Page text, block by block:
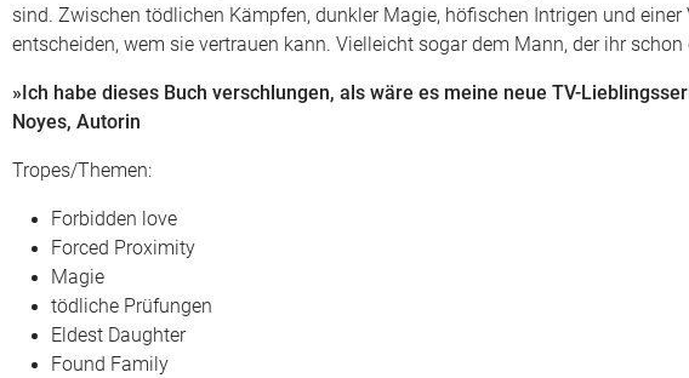
sind. Zwischen tödlichen Kämpfen, dunkler Magie, höfischen Intrigen und
entscheiden, wem sie vertrauen kann. Vielleicht sogar dem Mann, der ihr
»Ich habe dieses Buch verschlungen, als wäre es meine neue TV-
Noyes, Autorin
Tropes/Themen:
Forbidden love
Forced Proximity
Magie
tödliche Prüfungen
Eldest Daughter
Found Family